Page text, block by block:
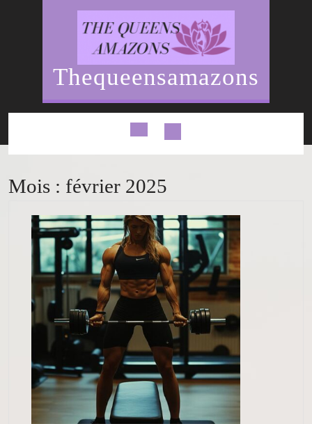
Thequeensamazons
Open
Mois : février 2025